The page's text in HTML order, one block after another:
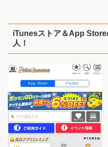
iTunesストア＆App Store
人！